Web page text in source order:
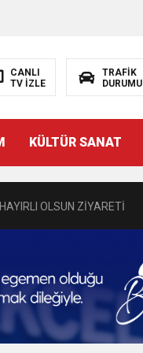
CANLI
TV İZLE
TRAFİK
DURUMU
KÜLTÜR SANAT
OLSUN ZİYARETİ
DAHA FAZLASI MI VAR?